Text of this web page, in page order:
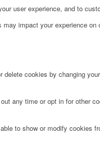
user experience, and to
impact your experience
cookies by changing
any time or opt in for other
to show or modify cookies